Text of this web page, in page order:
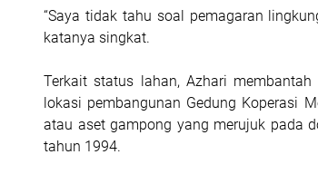
“Saya tidak tahu soal pemagaran
katanya singkat.
Terkait status lahan, Azhari
lokasi pembangunan Gedung Koperasi
atau aset gampong yang merujuk pada
tahun 1994.